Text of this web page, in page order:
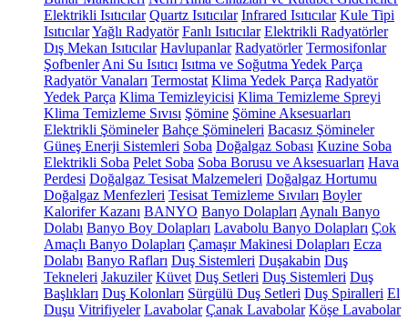
Elektrikli Isıtıcılar Quartz Isıtıcılar Infrared Isıtıcılar Kule Tipi
IsıtıcılarYağlı Radyatör Fanlı Isıtıcılar Elektrikli Radyatörler
Dış Mekan Isıtıcılar Havlupanlar Radyatörler Termosifonlar
Şofbenler Ani Su Isıtıcı Isıtma ve Soğutma Yedek Parça
Radyatör Vanaları Termostat Klima Yedek Parça Radyatör
Yedek Parça Klima Temizleyicisi Klima Temizleme Spreyi
Klima Temizleme Sıvısı Şömine Şömine Aksesuarları
Elektrikli Şömineler Bahçe Şömineleri Bacasız Şömineler
Güneş Enerji Sistemleri Soba Doğalgaz Sobası Kuzine Soba
Elektrikli Soba Pelet Soba Soba Borusu ve Aksesuarları Hava
Perdesi Doğalgaz Tesisat Malzemeleri Doğalgaz Hortumu
Doğalgaz Menfezleri Tesisat Temizleme Sıvıları Boyler
Kalorifer Kazanı BANYO Banyo Dolapları Aynalı Banyo
Dolabı Banyo Boy Dolapları Lavabolu Banyo Dolapları Çok
Amaçlı Banyo Dolapları Çamaşır Makinesi Dolapları Ecza
Dolabı Banyo Rafları Duş Sistemleri Duşakabin Duş
Tekneleri Jakuziler Küvet Duş Setleri Duş Sistemleri Duş
Başlıkları Duş Kolonları Sürgülü Duş Setleri Duş Spiralleri El
Duşu Vitrifiyeler Lavabolar Çanak Lavabolar Köşe Lavabolar